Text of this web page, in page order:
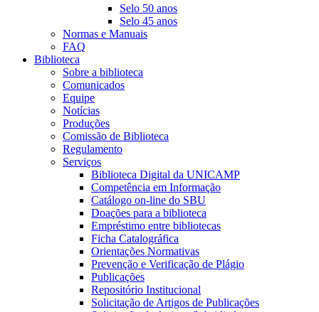
Selo 50 anos
Selo 45 anos
Normas e Manuais
FAQ
Biblioteca
Sobre a biblioteca
Comunicados
Equipe
Notícias
Produções
Comissão de Biblioteca
Regulamento
Serviços
Biblioteca Digital da UNICAMP
Competência em Informação
Catálogo on-line do SBU
Doações para a biblioteca
Empréstimo entre bibliotecas
Ficha Catalográfica
Orientações Normativas
Prevenção e Verificação de Plágio
Publicações
Repositório Institucional
Solicitação de Artigos de Publicações